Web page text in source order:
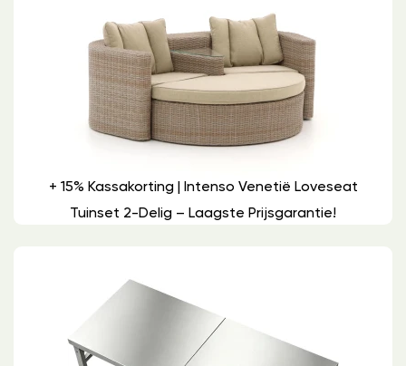
+ 15% Kassakorting | Intenso Venetië Loveseat
Tuinset 2-Delig – Laagste Prijsgarantie!